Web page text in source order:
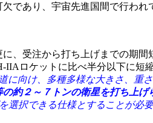
であり、宇宙先進国間で行わ
、受注から打ち上げまでの期
ロケットに比べ半分以下に短
向け、多種多様な大きさ、重
約２～７トンの衛星を打ち上げ
選択できる仕様とすることが必